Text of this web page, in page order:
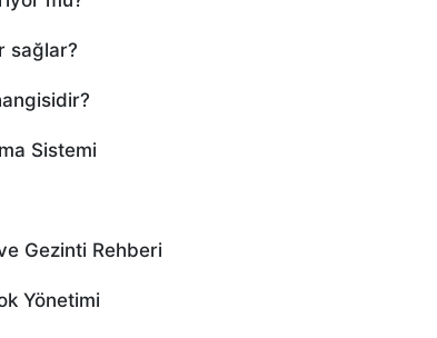
sağlar?
Sistemi
Gezinti Rehberi
Yönetimi